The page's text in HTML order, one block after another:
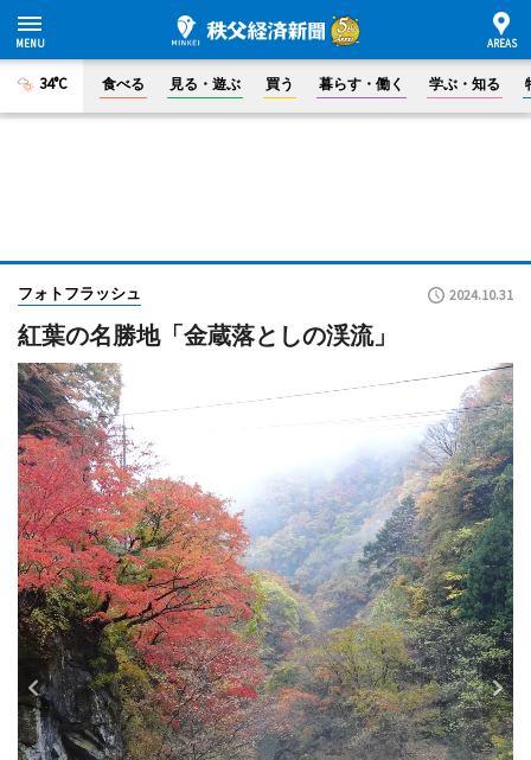
34°C 食べる 見る・遊ぶ 買う 暮らす・働く 学ぶ・知る
フォトフラッシュ 2024.10.31
紅葉の名勝地「金蔵落としの渓流」